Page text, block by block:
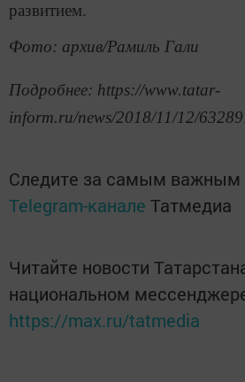
развитием.
Фото: архив/Рамиль Гали
Подробнее: https://www.tatar-
inform.ru/news/2018/11/12/
Следите за самым важным
Telegram-канале Татмедиа
Читайте новости
национальном
https://max.ru/tatmedia